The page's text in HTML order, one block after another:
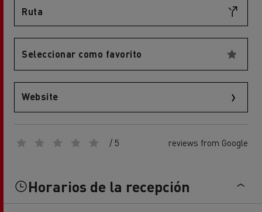
Ruta
Seleccionar como favorito
Website
/ 5 reviews from Google
Horarios de la recepción